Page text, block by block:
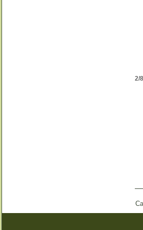
2/8